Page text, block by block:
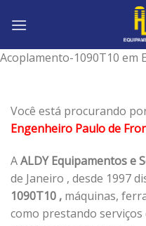
Acoplamento-1090T10 em
Você está procurando
Engenheiro Paulo de
AALDY Equipamentos e
de Janeiro , desde 1997
1090T10 , máquinas,
como prestando